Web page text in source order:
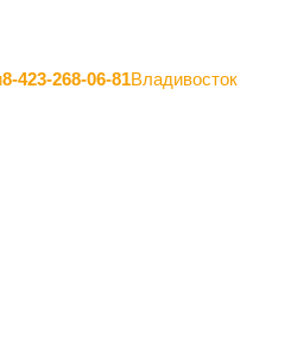
8-423-268-06-81Владивосток